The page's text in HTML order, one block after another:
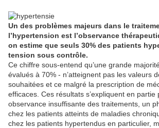
Un des problèmes majeurs dans le
l’hypertension est l’observance
on estime que seuls 30% des patients
tension sous contrôle.
Ce chiffre sous-entend qu’une grande
évalués à 70% - n’atteignent pas les valeurs
souhaitées et ce malgré la prescription de
efficaces. Ces résultats s’expliquent en partie
observance insuffisante des traitements, un
chez les patients atteints de maladies
chez les patients hypertendus en particulier,